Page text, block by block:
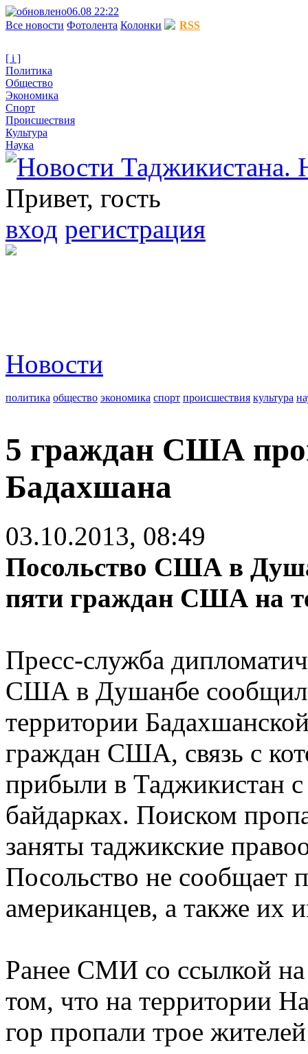
06.08 22:22
Все новости Фотолента Колонки RSS
[ i ]
Политика
Общество
Экономика
Спорт
Происшествия
Культура
Наука
Привет, гость
вход регистрация
Новости
политика общество экономика спорт происшествия культура
5 граждан США
Бадахшана
03.10.2013, 08:49
Посольство США в
пяти граждан США на
Пресс-служба
США в Душанбе
территории
граждан США, связь с
прибыли в Таджикистан с
байдарках. Поиском
заняты таджикские
Посольство не сообщает
американцев, а также их
Ранее СМИ со ссылкой
том, что на территории
гор пропали трое